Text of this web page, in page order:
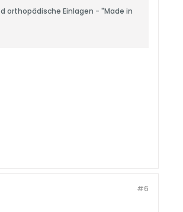
orthopädische Einlagen - "Made in
#6